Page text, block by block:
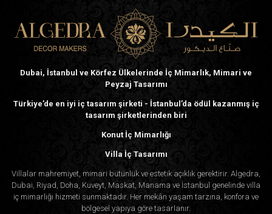
Dubai, İstanbul ve Körfez Ülkelerinde İç Mimarlık, Mimari ve
Peyzaj Tasarımı
Türkiye’de en iyi iç tasarım şirketi - İstanbul’da ödül kazanmış iç
tasarım şirketlerinden biri
Konut İç Mimarlığı
Villa İç Tasarımı
Villalar mahremiyet, mimari bütünlük ve estetik açıklık gerektirir. Algedra,
Dubai, Riyad, Doha, Kuveyt, Maskat, Manama ve İstanbul genelinde villa
iç mimarlığı hizmeti sunmaktadır. Her mekân yaşam tarzına, konfora ve
bölgesel yapıya göre tasarlanır.